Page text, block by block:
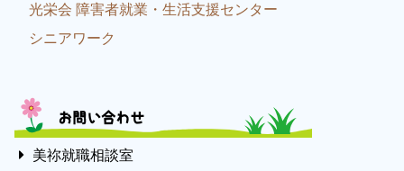
光栄会 障害者就業・生活支援センター
シニアワーク
お問い合わせ
美祢就職相談室